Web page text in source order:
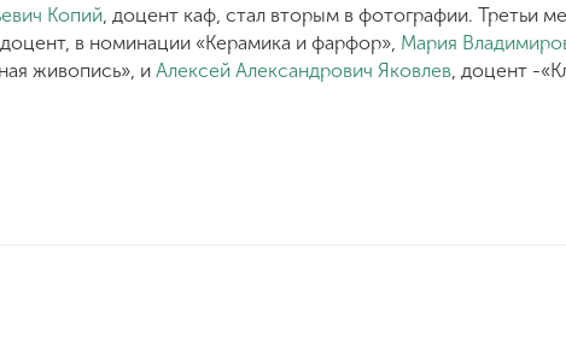
Копий, доцент каф, стал вторым в фотографии. Третьи
в номинации «Керамика и фарфор», Мария
живопись», и Алексей Александрович Яковлев, доцент -